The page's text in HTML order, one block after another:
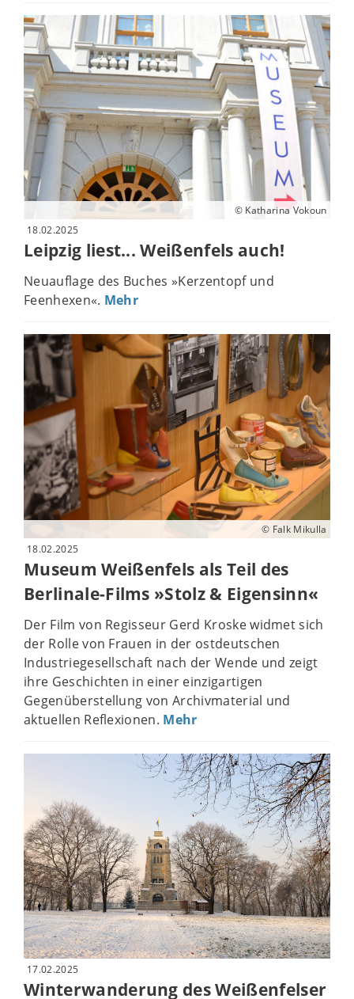
© Katharina Vokoun
18.02.2025
Leipzig liest... Weißenfels auch!
Neuauflage des Buches »Kerzentopf und
Feenhexen«. Mehr
© Falk Mikulla
18.02.2025
Museum Weißenfels als Teil des
Berlinale-Films »Stolz & Eigensinn«
Der Film von Regisseur Gerd Kroske widmet sich
der Rolle von Frauen in der ostdeutschen
Industriegesellschaft nach der Wende und zeigt
ihre Geschichten in einer einzigartigen
Gegenüberstellung von Archivmaterial und
aktuellen Reflexionen. Mehr
17.02.2025
Winterwanderung des Weißenfelser